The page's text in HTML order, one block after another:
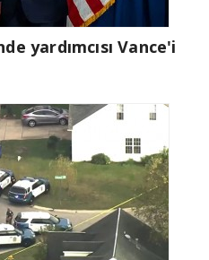
yardımcısı Vance'i